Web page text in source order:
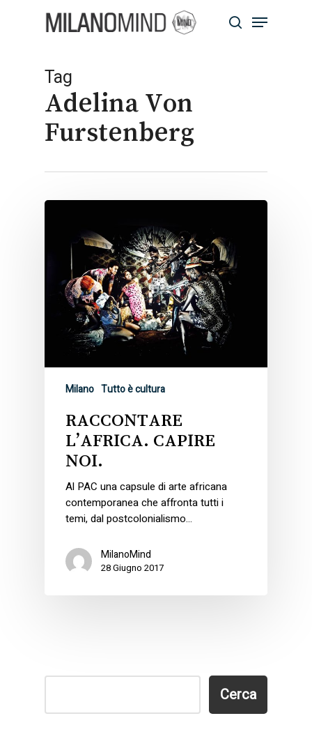
search
Menu
Tag
Adelina Von
Furstenberg
Milano Tutto è cultura
RACCONTARE
L’AFRICA. CAPIRE
NOI.
Al PAC una capsule di arte africana
contemporanea che affronta tutti i
temi, dal postcolonialismo…
MilanoMind
28 Giugno 2017
Cerca